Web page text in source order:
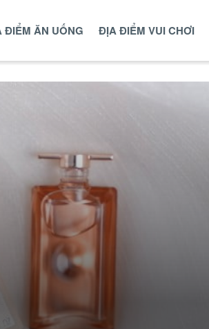
ĐIỂM ĂN UỐNG ĐỊA ĐIỂM VUI CHƠI